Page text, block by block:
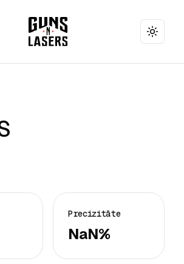
Toggle
Precizitāte
NaN%